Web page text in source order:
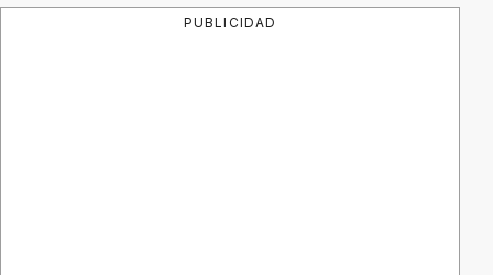
PUBLICIDAD